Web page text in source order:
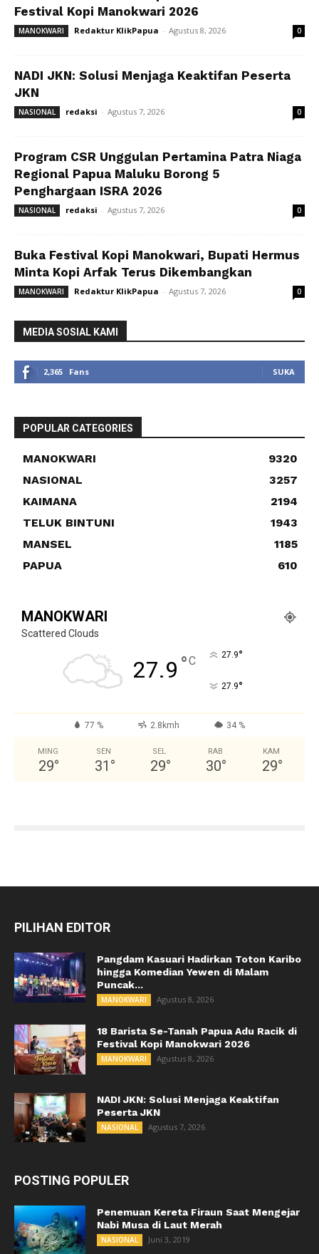
Festival Kopi Manokwari 2026
MANOKWARI Redaktur KlikPapua - Agustus 8, 2026 0
NADI JKN: Solusi Menjaga Keaktifan Peserta
JKN
NASIONAL redaksi - Agustus 7, 2026 0
Program CSR Unggulan Pertamina Patra Niaga
Regional Papua Maluku Borong 5
Penghargaan ISRA 2026
NASIONAL redaksi - Agustus 7, 2026 0
Buka Festival Kopi Manokwari, Bupati Hermus
Minta Kopi Arfak Terus Dikembangkan
MANOKWARI Redaktur KlikPapua - Agustus 7, 2026 0
MEDIA SOSIAL KAMI
2,365 Fans SUKA
POPULAR CATEGORIES
MANOKWARI
9320
NASIONAL
3257
KAIMANA
2194
TELUK BINTUNI
1943
MANSEL
1185
PAPUA
610
MANOKWARI
Scattered Clouds
27.9 °C 27.9°
27.9°
77 % 2.8kmh 34 %
MING
29°
SEN
31 °
SEL
29°
RAB
30°
KAM
29°
PILIHAN EDITOR
Pangdam Kasuari Hadirkan Toton Karibo
hingga Komedian Yewen di Malam
Puncak...
MANOKWARI Agustus 8, 2026
18 Barista Se-Tanah Papua Adu Racik di
Festival Kopi Manokwari 2026
MANOKWARI Agustus 8, 2026
NADI JKN: Solusi Menjaga Keaktifan
Peserta JKN
NASIONAL Agustus 7, 2026
POSTING POPULER
Penemuan Kereta Firaun Saat Mengejar
Nabi Musa di Laut Merah
NASIONAL Juni 3, 2019